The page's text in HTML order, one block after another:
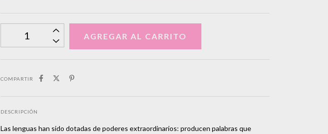
COMPARTIR
DESCRIPCIÓN
Las lenguas han sido dotadas de poderes extraordinarios: producen palabras que